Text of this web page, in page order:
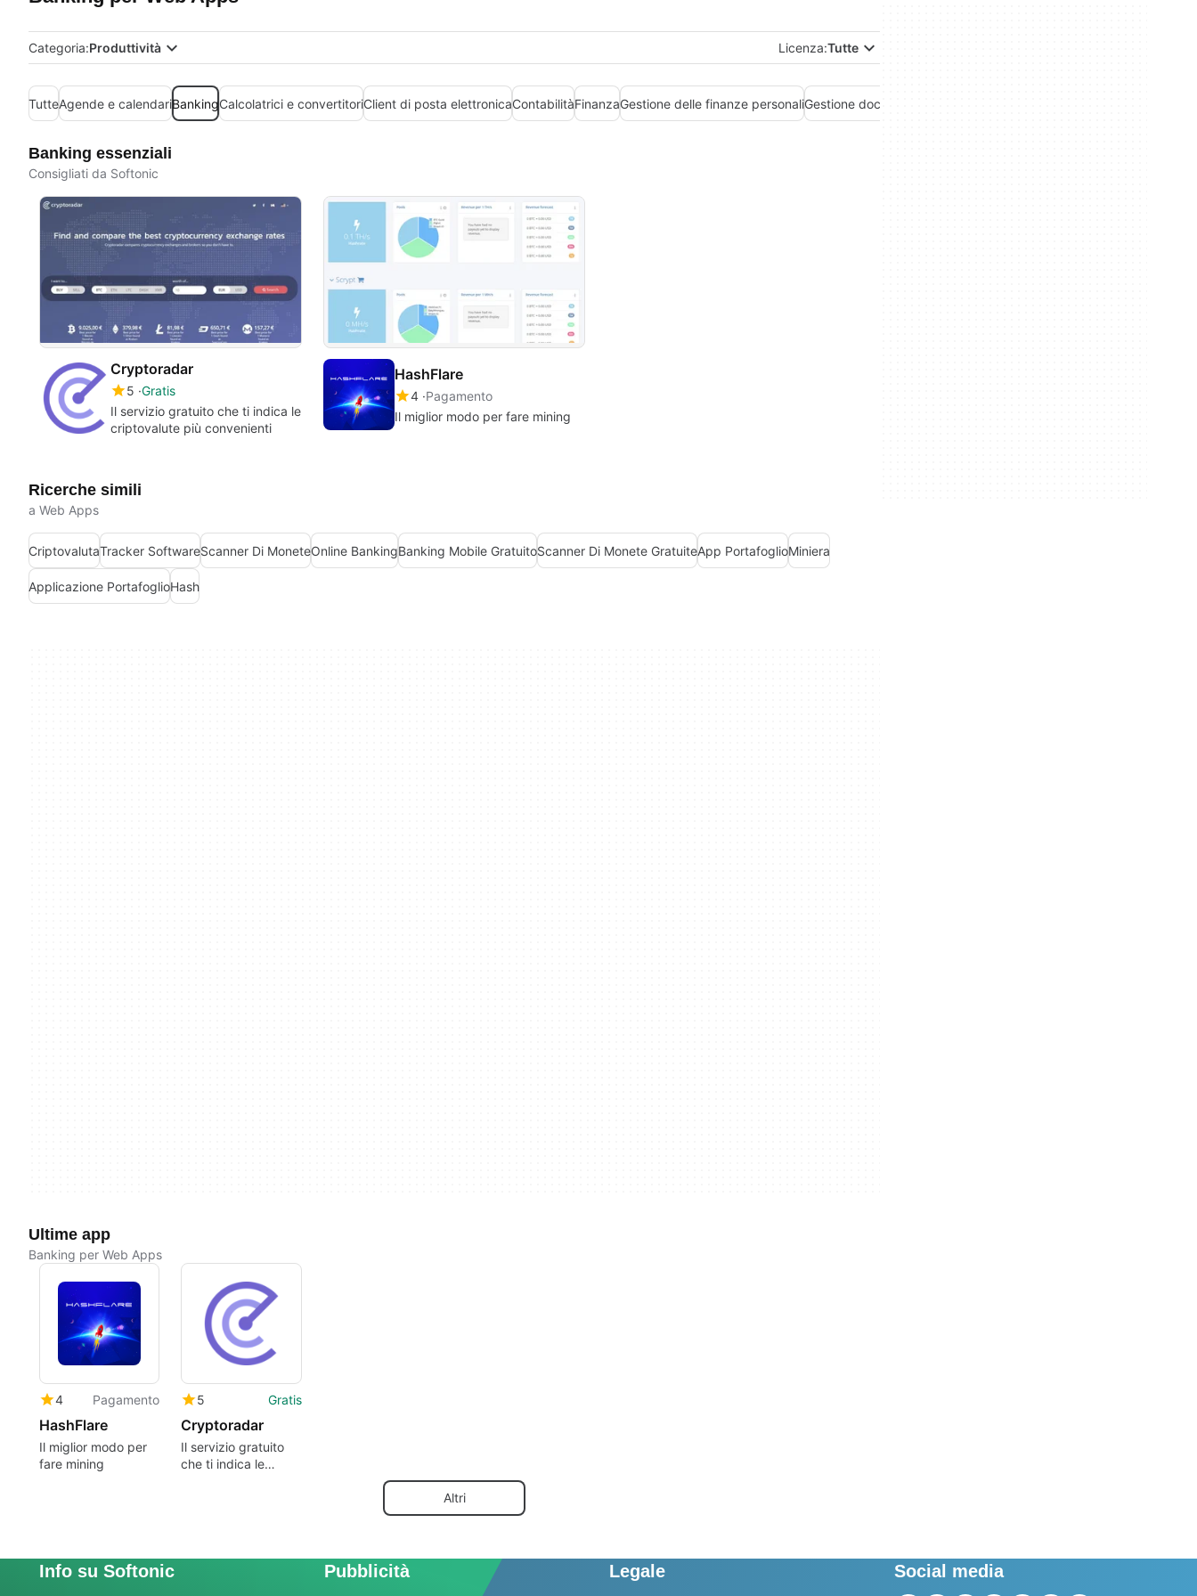
Categoria:Produttività Licenza:Tutte
TutteAgende e calendariBankingCalcolatrici e convertitoriClient di posta elettronicaContabilitàFinanzaGestione delle finanze personaliGestione documenti
Banking essenziali
Consigliati da Softonic
Cryptoradar
5 Gratis
Il servizio gratuito che ti indica le
criptovalute più convenienti
HashFlare
4 Pagamento
Il miglior modo per fare mining
Ricerche simili
a Web Apps
CriptovalutaTracker SoftwareScanner Di MoneteOnline BankingBanking Mobile GratuitoScanner Di Monete GratuiteApp PortafoglioMiniera
Applicazione PortafoglioHash
Ultime app
Banking per Web Apps
4 Pagamento
HashFlare
Il miglior modo per
fare mining
5 Gratis
Cryptoradar
Il servizio gratuito
che ti indica le
Altri
Info su Softonic Pubblicità Legale Social media